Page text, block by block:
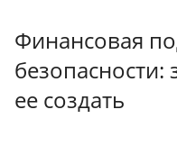
Финансовая
безопасности:
ее создать